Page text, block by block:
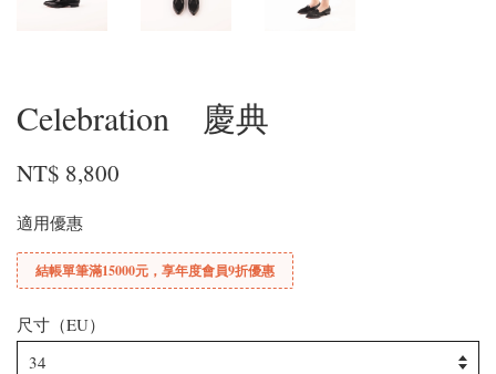
Celebration 慶典
NT$ 8,800
適用優惠
結帳單筆滿15000元，享年度會員9折優惠
尺寸（EU）